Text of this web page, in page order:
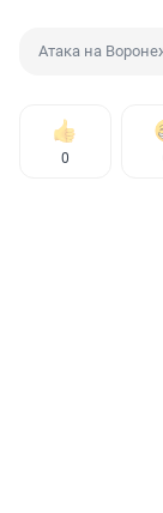
Атака на
0